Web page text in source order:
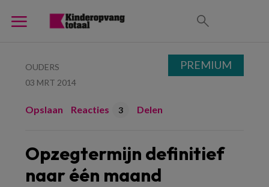
OUDERS
03 MRT 2014
Opslaan Reacties 3 Delen
Opzegtermijn definitief
naar één maand
PREMIUM